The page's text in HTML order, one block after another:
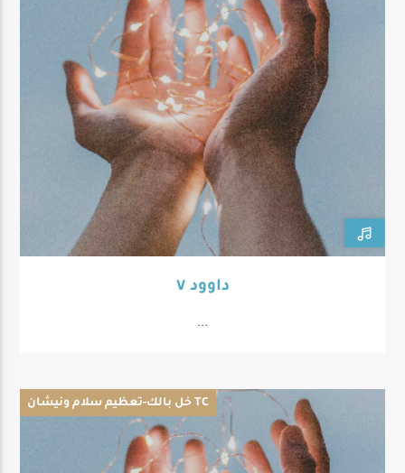
داوود ٧
...
خل بالك-تعظيم سلام ونيشان TC